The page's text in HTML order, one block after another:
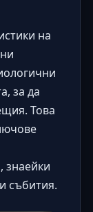
на
за да
Това
знаейки
събития.